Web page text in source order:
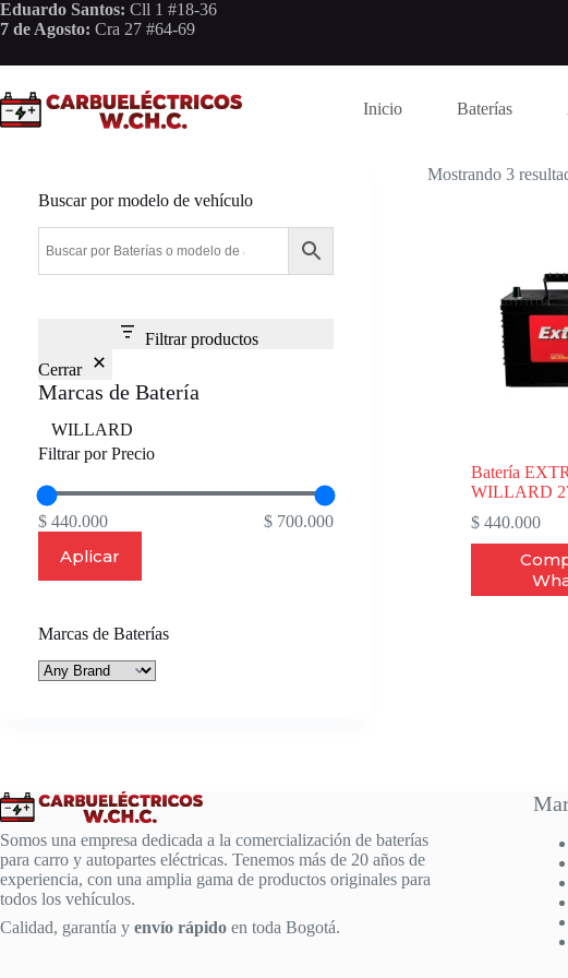
Saltar
al
Eduardo Santos: Cll 1 #18-36
7 de Agosto: Cra 27 #64-69
Inicio Baterías
Mostrando 3
Batería
WILLARD
$440.000
Buscar por modelo de vehículo
Filtrar productos
Cerrar
Marcas de Batería
Marca
WILLARD
Filtrar por Precio
$ 440.000 $ 700.000
Aplicar
Marcas de Baterías
Somos una empresa dedicada a la comercialización de baterías
para carro y autopartes eléctricas. Tenemos más de 20 años de
experiencia, con una amplia gama de productos originales para
todos los vehículos.
Calidad, garantía y envío rápido en toda Bogotá.